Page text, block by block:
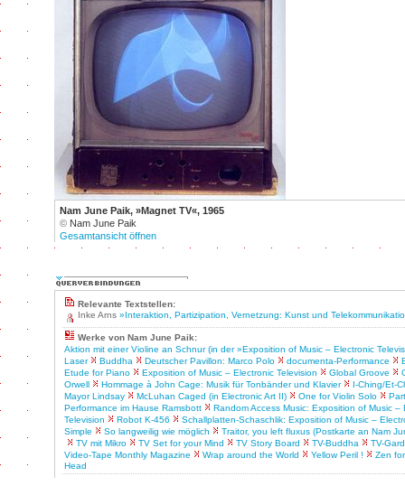
Nam June Paik, »Magnet TV«, 1965
© Nam June Paik
Gesamtansicht öffnen
Relevante Textstellen:
Inke Arns »Interaktion, Partizipation, Vernetzung: Kunst und
Werke von Nam June Paik:
Aktion mit einer Violine an Schnur (in der »Exposition of Music – Electronic
Laser
Buddha Deutscher Pavillon: Marco Polo documenta-Performance
Etude for Piano
Exposition of Music – Electronic Television Global Groove
Orwell
Hommage à John Cage: Musik für Tonbänder und Klavier
I-Ching/Et-
Mayor Lindsay
McLuhan Caged (in Electronic Art II) One for Violin Solo
Performance im Hause Ramsbott
Random Access Music: Exposition of Music –
Television
Robot K-456
Schallplatten-Schaschlik: Exposition of Music –
Simple
So langweilig wie möglich
Traitor, you left fluxus (Postkarte an Nam
TV mit Mikro
TV Set for your Mind TV Story Board TV-Buddha
TV-
Video-Tape Monthly Magazine
Wrap around the World Yellow Peril !
Zen
Head